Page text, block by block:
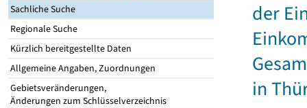
Sachliche Suche
Regionale Suche
Kürzlich bereitgestellte Daten
Allgemeine Angaben, Zuordnungen
Gebietsveränderungen,
Änderungen zum Schlüsselverzeichnis
der
in